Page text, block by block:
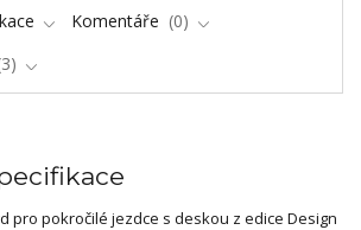
Komentáře
0
3
pro pokročilé jezdce s deskou z edice Design